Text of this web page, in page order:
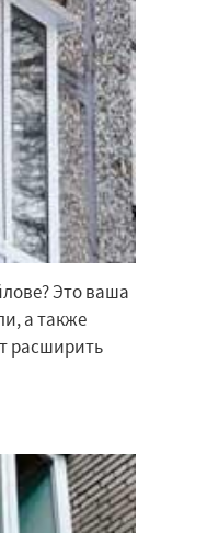
Это ваша
а также
расширить